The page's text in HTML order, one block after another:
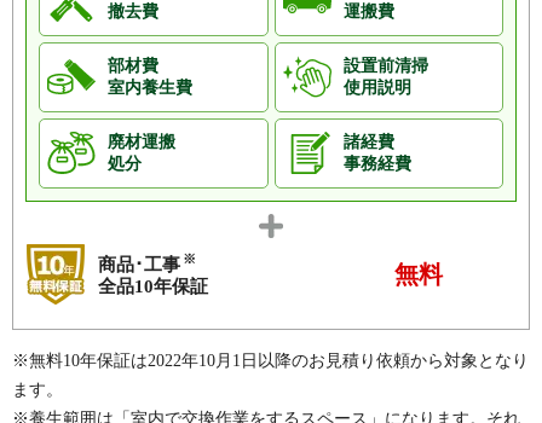
撤去費
運搬費
部材費
室内養生費
設置前清掃
使用説明
廃材運搬
処分
諸経費
事務経費
商品･工事 ※
全品10年保証 無料
※無料10年保証は2022年10月1日以降のお見積り依頼から対象となり
ます。
※養生範囲は「室内で交換作業をするスペース」になります。それ